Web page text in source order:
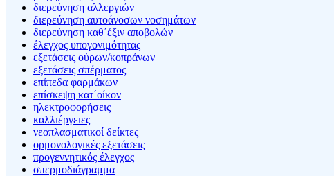
διερεύνηση αλλεργιών
διερεύνηση αυτοάνοσων νοσημάτων
διερεύνηση καθ΄έξιν αποβολών
έλεγχος υπογονιμότητας
εξετάσεις ούρων/κοπράνων
εξετάσεις σπέρματος
επίπεδα φαρμάκων
επίσκεψη κατ΄οίκον
ηλεκτροφορήσεις
καλλιέργειες
νεοπλασματικοί δείκτες
ορμονολογικές εξετάσεις
προγεννητικός έλεγχος
σπερμοδιάγραμμα